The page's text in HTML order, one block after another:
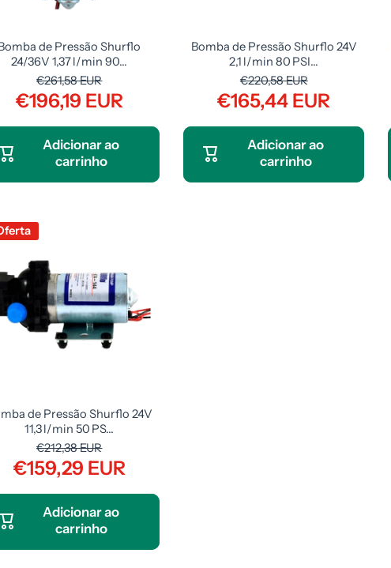
de Pressão Shurflo
24/36V 1,37 l/min 90...
€261,58 EUR
€196,19 EUR
Adicionar ao
carrinho
Bomba de Pressão Shurflo 24V
2,1 l/min 80 PSI...
€220,58 EUR
€165,44 EUR
Adicionar ao
carrinho
de Pressão Shurflo 24V
11,3 l/min 50 PS...
€212,38 EUR
€159,29 EUR
Adicionar ao
carrinho